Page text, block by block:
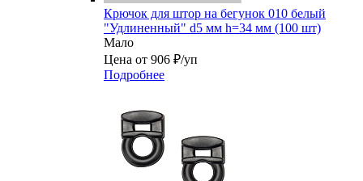
Крючок для штор на бегунок 010 белый
"Удлиненный" d5 мм h=34 мм (100 шт)
Мало
Цена от 906 ₽/уп
Подробнее